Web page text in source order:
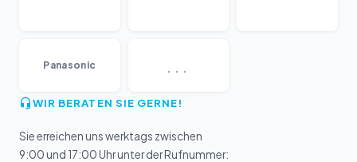
Panasonic ...
WIR BERATEN SIE GERNE!
Sie erreichen uns werktags zwischen
9:00 und 17:00 Uhr unter der Rufnummer: